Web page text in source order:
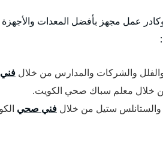
عمل مجهز بأفضل المعدات والأجهزة
والشركات والمدارس من خلال
خلال معلم سباك صحي الكويت.
والستانلس ستيل من خلال فني صحي